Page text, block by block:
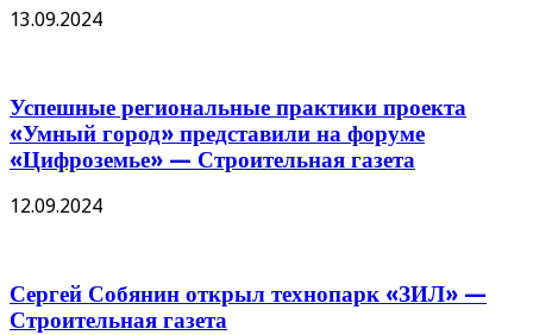
13.09.2024
Успешные региональные практики проекта
«Умный город» представили на форуме
«Цифроземье» — Строительная газета
12.09.2024
Сергей Собянин открыл технопарк «ЗИЛ» —
Строительная газета